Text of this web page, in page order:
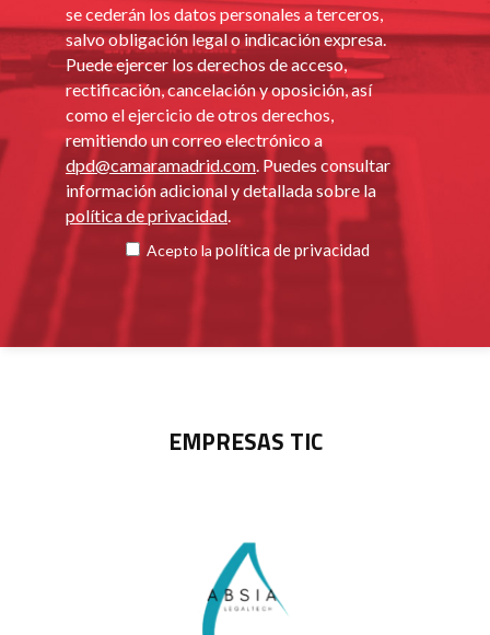
se cederán los datos personales a terceros,
salvo obligación legal o indicación expresa.
Puede ejercer los derechos de acceso,
rectificación, cancelación y oposición, así
como el ejercicio de otros derechos,
remitiendo un correo electrónico a
dpd@camaramadrid.com . Puedes consultar
información adicional y detallada sobre la
política de privacidad
Acepto la política de privacidad
EMPRESAS TIC